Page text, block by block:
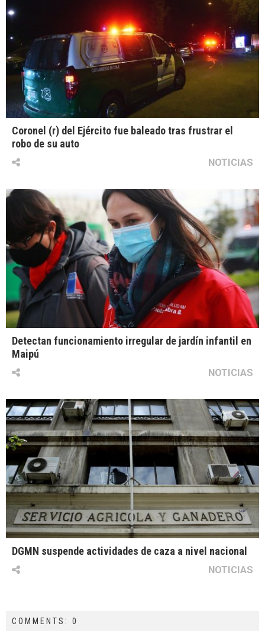
Coronel (r) del Ejército fue baleado tras frustrar el
robo de su auto
NOTICIAS
Detectan funcionamiento irregular de jardín infantil en
Maipú
NOTICIAS
DGMN suspende actividades de caza a nivel nacional
NOTICIAS
COMMENTS: 0